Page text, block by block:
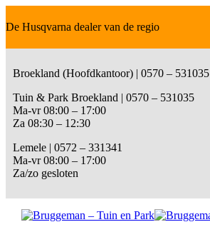
De Husqvarna dealer van de regio
Broekland (Hoofdkantoor) | 0570 – 531035
Tuin & Park Broekland | 0570 – 531035
Ma-vr 08:00 – 17:00
Za 08:30 – 12:30
Lemele | 0572 – 331341
Ma-vr 08:00 – 17:00
Za/zo gesloten